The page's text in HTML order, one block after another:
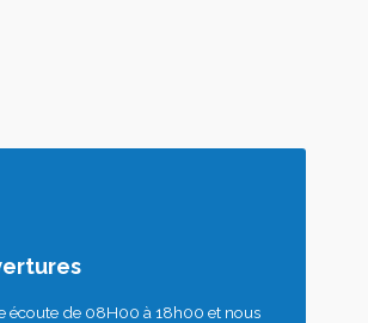
écoute de 08H00 à 18h00 et nous